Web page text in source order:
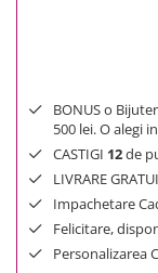
BONUS o
500 lei. O alegi
CASTIGI 12de
LIVRARE
Impachetare
Felicitare,
Personalizarea